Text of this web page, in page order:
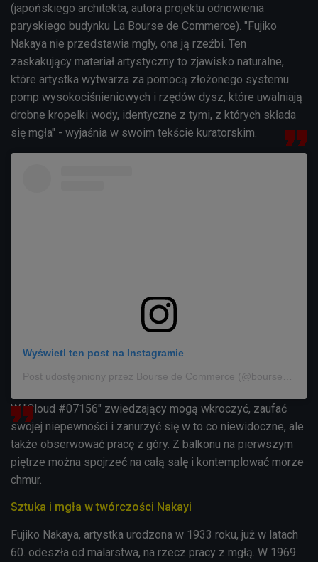
(japońskiego architekta, autora projektu odnowienia
paryskiego budynku La Bourse de Commerce). "Fujiko
Nakaya nie przedstawia mgły, ona ją rzeźbi. Ten
zaskakujący materiał artystyczny to zjawisko naturalne,
które artystka wytwarza za pomocą złożonego systemu
pomp wysokociśnieniowych i rzędów dysz, które uwalniają
drobne kropelki wody, identyczne z tymi, z których składa
się mgła" - wyjaśnia w swoim tekście kuratorskim.
Wyświetl ten post na Instagramie
W "Cloud #07156" zwiedzający mogą wkroczyć, zaufać
swojej niepewności i zanurzyć się w to co niewidoczne, ale
także obserwować pracę z góry. Z balkonu na pierwszym
piętrze można spojrzeć na całą salę i kontemplować morze
chmur.
Sztuka i mgła w twórczości Nakayi
Fujiko Nakaya, artystka urodzona w 1933 roku, już w latach
60. odeszła od malarstwa, na rzecz pracy z mgłą. W 1969